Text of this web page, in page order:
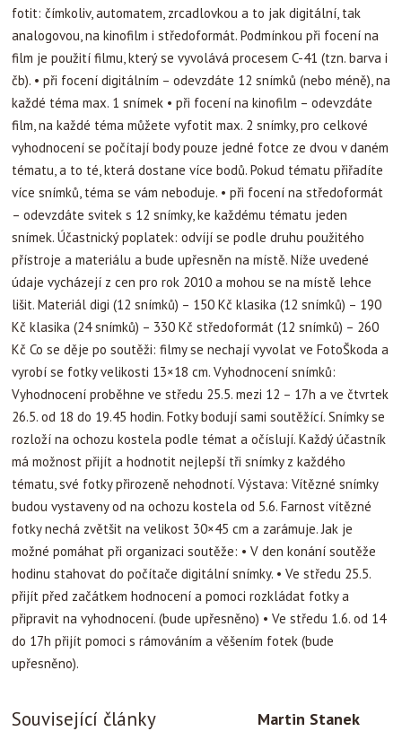
fotit: čímkoliv, automatem, zrcadlovkou a to jak digitální, tak
analogovou, na kinofilm i středoformát. Podmínkou při focení na
film je použití filmu, který se vyvolává procesem C-41 (tzn. barva i
čb). • při focení digitálním – odevzdáte 12 snímků (nebo méně), na
každé téma max. 1 snímek • při focení na kinofilm – odevzdáte
film, na každé téma můžete vyfotit max. 2 snímky, pro celkové
vyhodnocení se počítají body pouze jedné fotce ze dvou v daném
tématu, a to té, která dostane více bodů. Pokud tématu přiřadíte
více snímků, téma se vám neboduje. • při focení na středoformát
– odevzdáte svitek s 12 snímky, ke každému tématu jeden
snímek. Účastnický poplatek: odvíjí se podle druhu použitého
přístroje a materiálu a bude upřesněn na místě. Níže uvedené
údaje vycházejí z cen pro rok 2010 a mohou se na místě lehce
lišit. Materiál digi (12 snímků) – 150 Kč klasika (12 snímků) – 190
Kč klasika (24 snímků) – 330 Kč středoformát (12 snímků) – 260
Kč Co se děje po soutěži: filmy se nechají vyvolat ve FotoŠkoda a
vyrobí se fotky velikosti 13×18 cm. Vyhodnocení snímků:
Vyhodnocení proběhne ve středu 25.5. mezi 12 – 17h a ve čtvrtek
26.5. od 18 do 19.45 hodin. Fotky bodují sami soutěžící. Snímky se
rozloží na ochozu kostela podle témat a očíslují. Každý účastník
má možnost přijít a hodnotit nejlepší tři snímky z každého
tématu, své fotky přirozeně nehodnotí. Výstava: Vítězné snímky
budou vystaveny od na ochozu kostela od 5.6. Farnost vítězné
fotky nechá zvětšit na velikost 30×45 cm a zarámuje. Jak je
možné pomáhat při organizaci soutěže: • V den konání soutěže
hodinu stahovat do počítače digitální snímky. • Ve středu 25.5.
přijít před začátkem hodnocení a pomoci rozkládat fotky a
připravit na vyhodnocení. (bude upřesněno) • Ve středu 1.6. od 14
do 17h přijít pomoci s rámováním a věšením fotek (bude
upřesněno).
Související články Martin Stanek